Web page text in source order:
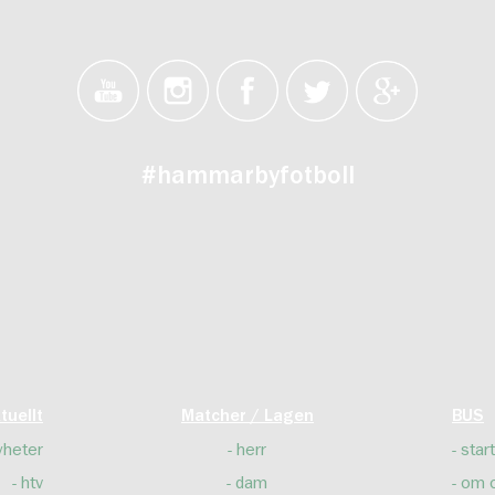
#hammarbyfotboll
htv
Matcher / Lagen
herr
dam
BUS
start
om